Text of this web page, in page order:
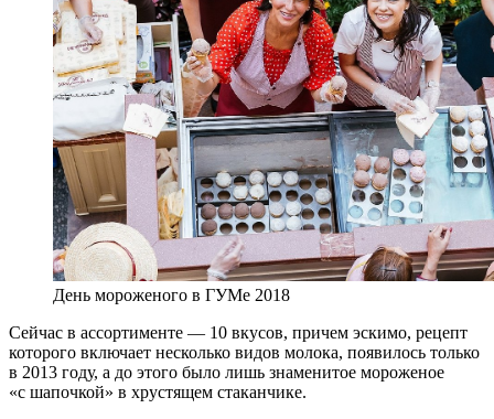
День мороженого в ГУМе 2018
Сейчас в ассортименте — 10 вкусов, причем эскимо, рецепт
которого включает несколько видов молока, появилось только
в 2013 году, а до этого было лишь знаменитое мороженое
«с шапочкой» в хрустящем стаканчике.